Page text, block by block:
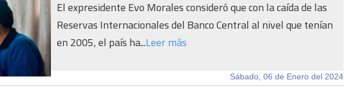
El expresidente Evo Morales consideró que con la caída de las
Reservas Internacionales del Banco Central al nivel que tenían
en 2005, el país ha...Leer más
Sábado, 06 de Enero del 2024